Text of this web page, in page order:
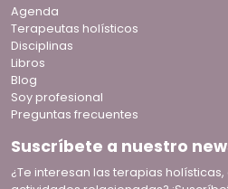
Agenda
Terapeutas holísticos
Disciplinas
Libros
Blog
Soy profesional
Preguntas frecuentes
Suscríbete a nuestro
¿Te interesan las terapias